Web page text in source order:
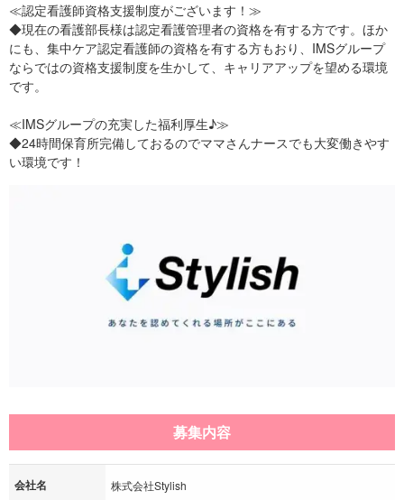
≪認定看護師資格支援制度がございます！≫
◆現在の看護部長様は認定看護管理者の資格を有する方です。ほか
にも、集中ケア認定看護師の資格を有する方もおり、IMSグループ
ならではの資格支援制度を生かして、キャリアアップを望める環境
です。
≪IMSグループの充実した福利厚生♪≫
◆24時間保育所完備しておるのでママさんナースでも大変働きやす
い環境です！
募集内容
会社名 株式会社Stylish